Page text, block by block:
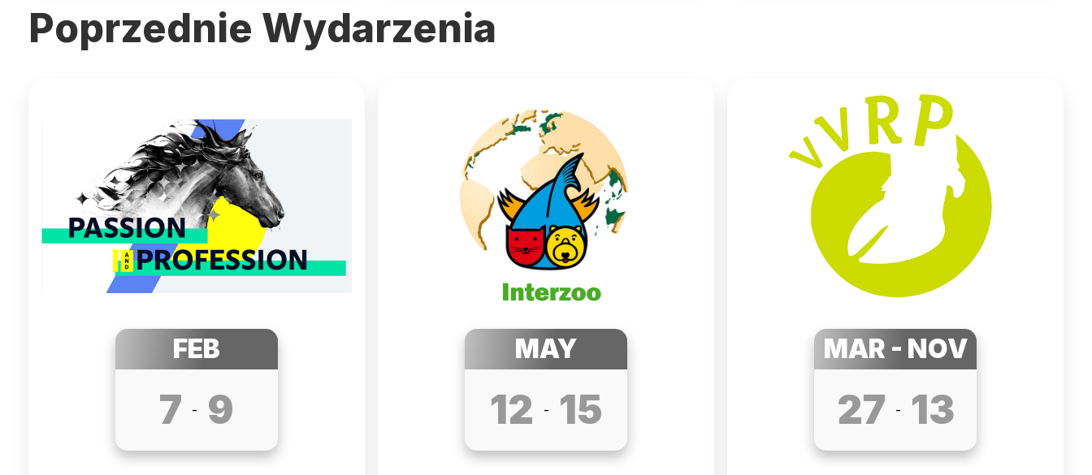
Poprzednie Wydarzenia
FEB
7 - 9
MAY
12 - 15
MAR - NOV
27 - 13